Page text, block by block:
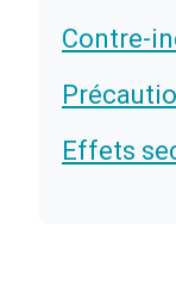
Contre-
Effets